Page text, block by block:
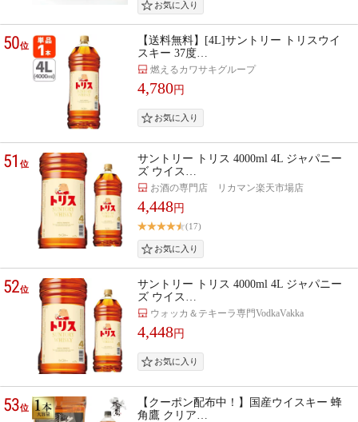
50位
【送料無料】[4L]サントリー トリスウイ
スキー 37度…
燃えるカワサキグループ
4,780円
51位
サントリー トリス 4000ml 4L ジャパニー
ズ ウイス…
お酒の専門店 リカマン楽天市場店
4,448円
(17)
52位
サントリー トリス 4000ml 4L ジャパニー
ズ ウイス…
ウォッカ＆テキーラ専門VodkaVakka
4,448円
53位
【クーポン配布中！】国産ウイスキー 蜂
角鷹 クリア…